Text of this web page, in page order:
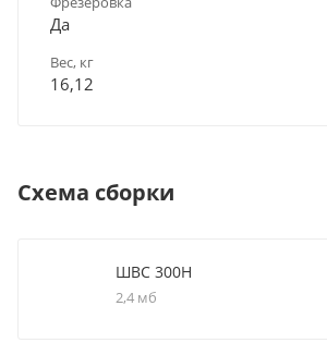
Да
Вес, кг
16,12
Схема сборки
ШВС 300Н
2,4 мб